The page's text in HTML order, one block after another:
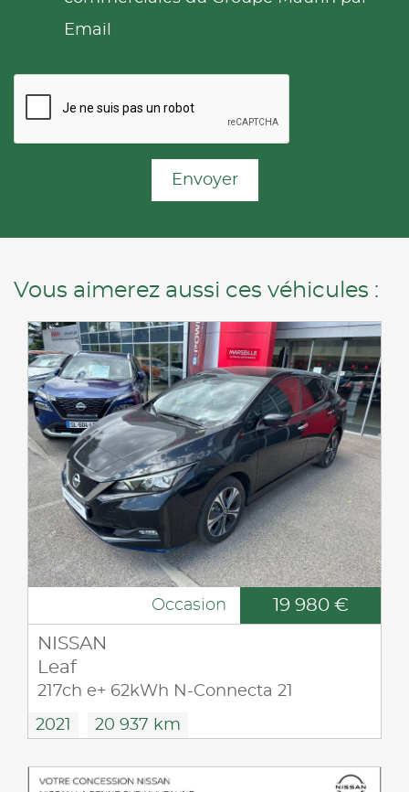
Email
Envoyer
Vous aimerez aussi ces véhicules :
Occasion 19 980 €
NISSAN
Leaf
217ch e+ 62kWh N-Connecta 21
2021 20 937 km